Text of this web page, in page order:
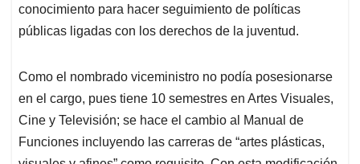
conocimiento para hacer seguimiento de políticas
públicas ligadas con los derechos de la juventud.
Como el nombrado viceministro no podía posesionarse
en el cargo, pues tiene 10 semestres en Artes Visuales,
Cine y Televisión; se hace el cambio al Manual de
Funciones incluyendo las carreras de “artes plásticas,